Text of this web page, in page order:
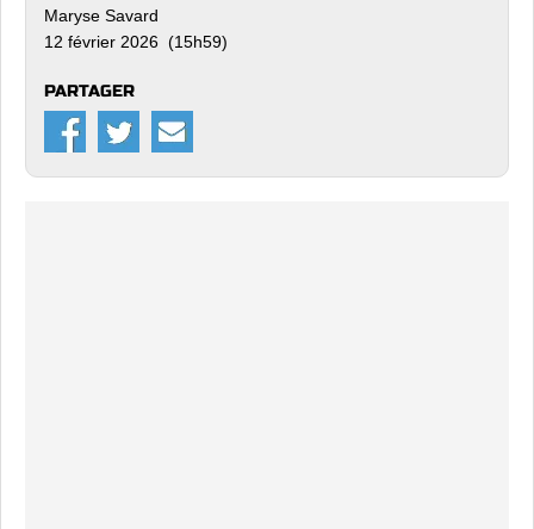
Maryse Savard
12 février 2026 (15h59)
PARTAGER